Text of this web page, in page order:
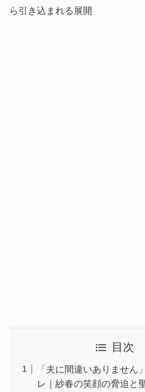
ら引き込まれる展開
目次
「夫に間違いありません
レ｜紗春の笑顔の脅迫と